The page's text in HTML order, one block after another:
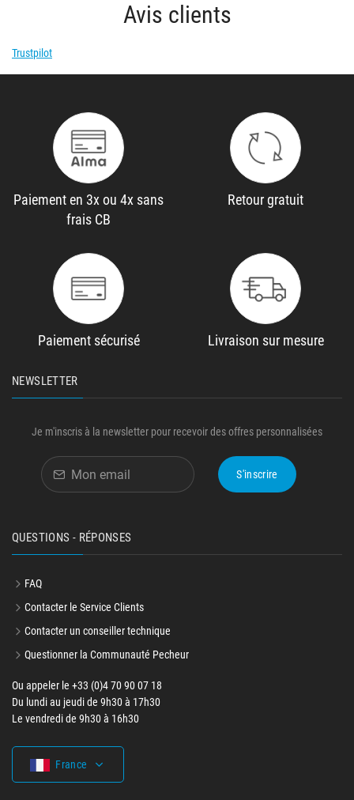
Avis clients
Trustpilot
Paiement en 3x ou 4x sans
frais CB
Retour gratuit
Paiement sécurisé Livraison sur mesure
NEWSLETTER
Je m'inscris à la newsletter pour recevoir des offres personnalisées
S'inscrire
QUESTIONS - RÉPONSES
FAQ
Contacter le Service Clients
Contacter un conseiller technique
Questionner la Communauté Pecheur
Ou appeler le +33 (0)4 70 90 07 18
Du lundi au jeudi de 9h30 à 17h30
Le vendredi de 9h30 à 16h30
France